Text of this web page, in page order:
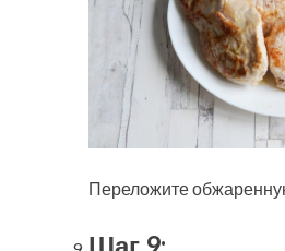
Переложите
Шаг 9: